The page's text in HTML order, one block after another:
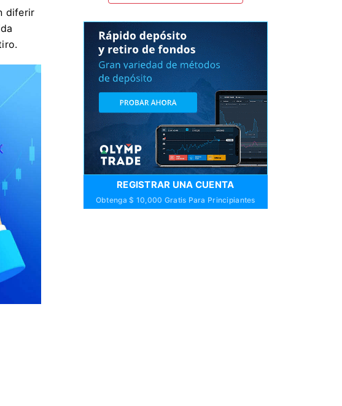
diferir
REGISTRAR UNA CUENTA
Obtenga $ 10,000 Gratis Para Principiantes